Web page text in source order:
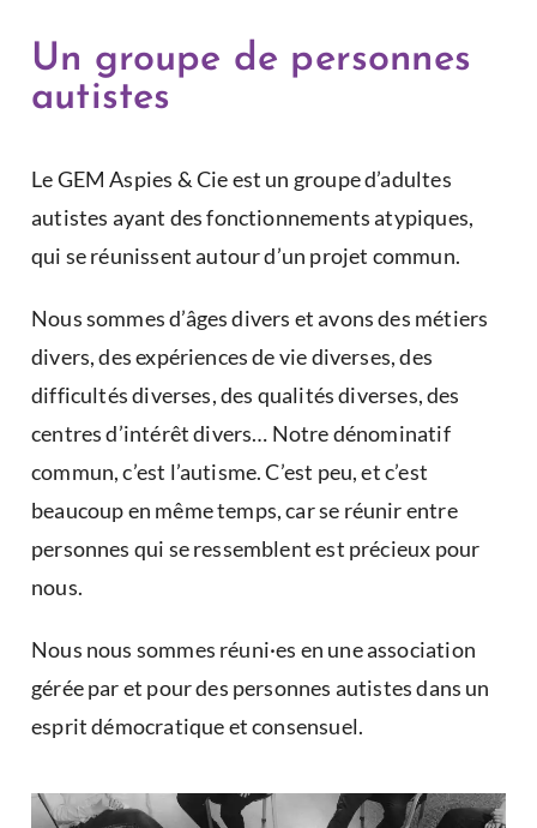
Un groupe de personnes
autistes
Le GEM Aspies & Cie est un groupe d’adultes
autistes ayant des fonctionnements atypiques,
qui se réunissent autour d’un projet commun.
Nous sommes d’âges divers et avons des métiers
divers, des expériences de vie diverses, des
difficultés diverses, des qualités diverses, des
centres d’intérêt divers… Notre dénominatif
commun, c’est l’autisme. C’est peu, et c’est
beaucoup en même temps, car se réunir entre
personnes qui se ressemblent est précieux pour
nous.
Nous nous sommes réuni·es en une association
gérée par et pour des personnes autistes dans un
esprit démocratique et consensuel.